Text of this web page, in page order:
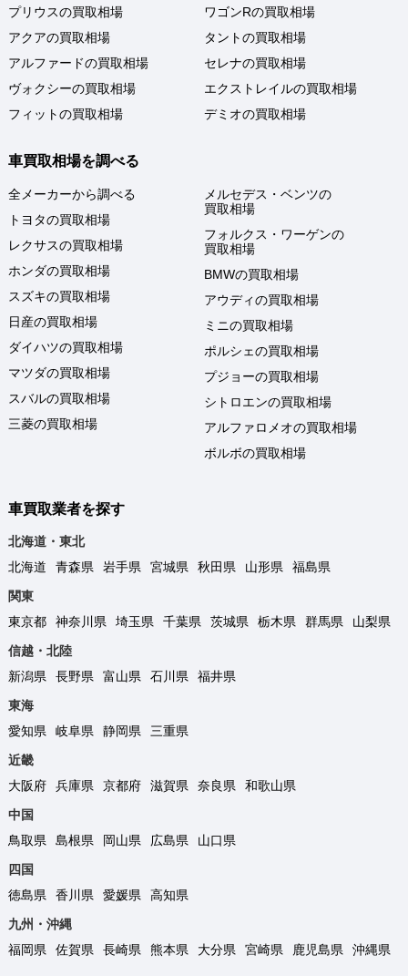
プリウスの買取相場
アクアの買取相場
アルファードの買取相場
ヴォクシーの買取相場
フィットの買取相場
ワゴンRの買取相場
タントの買取相場
セレナの買取相場
エクストレイルの買取相場
デミオの買取相場
車買取相場を調べる
全メーカーから調べる
トヨタの買取相場
レクサスの買取相場
ホンダの買取相場
スズキの買取相場
日産の買取相場
ダイハツの買取相場
マツダの買取相場
スバルの買取相場
三菱の買取相場
メルセデス・ベンツの
買取相場
フォルクス・ワーゲンの
買取相場
BMWの買取相場
アウディの買取相場
ミニの買取相場
ポルシェの買取相場
プジョーの買取相場
シトロエンの買取相場
アルファロメオの買取相場
ボルボの買取相場
車買取業者を探す
北海道・東北
北海道
青森県 岩手県 宮城県 秋田県 山形県
福島県
関東
東京都
神奈川県 埼玉県 千葉県 茨城県 栃木県 群馬県
山梨県
信越・北陸
新潟県
長野県 富山県 石川県
福井県
東海
愛知県
岐阜県 静岡県
三重県
近畿
大阪府
兵庫県 京都府 滋賀県 奈良県
和歌山県
中国
鳥取県
島根県 岡山県 広島県
山口県
四国
徳島県
香川県 愛媛県
高知県
九州・沖縄
福岡県
佐賀県 長崎県 熊本県 大分県 宮崎県 鹿児島県 沖縄県